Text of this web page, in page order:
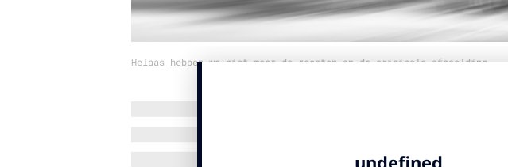
Helaas hebben we niet meer de rechten op de originele afbeelding